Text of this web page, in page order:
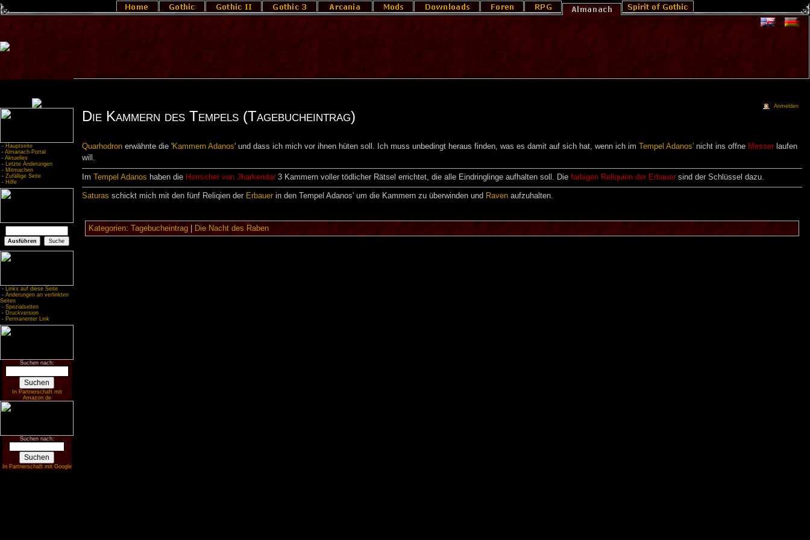
- Hauptseite
- Almanach-Portal
- Aktuelles
- Letzte Änderungen
- Mitmachen
- Zufällige Seite
- Hilfe
- Links auf diese Seite
- Änderungen an verlinkten
Seiten
- Spezialseiten
- Druckversion
- Permanenter Link
Suchen nach:
In Partnerschaft mit
Amazon.de
Suchen nach:
In Partnerschaft mit Google
Die Kammern des Tempels (Tagebucheintrag)
Quarhodronerwähnte die 'Kammern Adanos' und dass ich mich vor ihnen hüten soll. Ich muss unbedingt heraus finden, was es damit auf sich hat, wenn ich im Tempel Adanos'nicht ins offne Messerlaufen
will.
Im Tempel Adanos haben die Herrscher von Jharkendar3 Kammern voller tödlicher Rätsel errichtet, die alle Eindringlinge aufhalten soll. Die farbigen Reliquien der Erbauersind der Schlüssel dazu.
Saturas schickt mich mit den fünf Reliqien der Erbauerin den Tempel Adanos' um die Kammern zu überwinden und Ravenaufzuhalten.
Kategorien: Tagebucheintrag| Die Nacht des Raben
Anmelden